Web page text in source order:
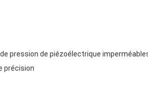
pression de piézoélectrique
précision